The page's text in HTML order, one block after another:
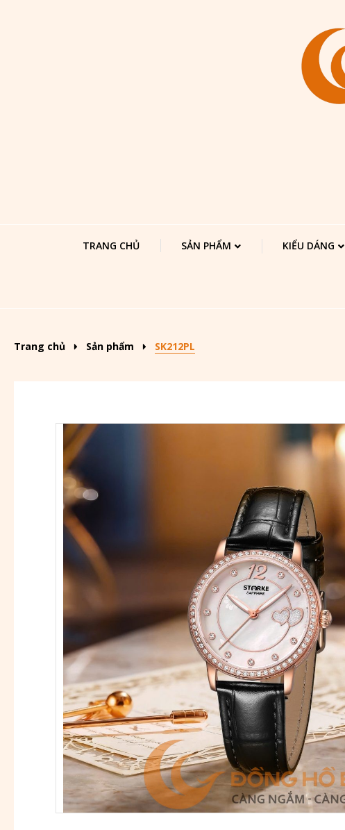
TRANG CHỦ SẢN PHẨM KIỂU DÁNG
Trang chủ Sản phẩm SK212PL